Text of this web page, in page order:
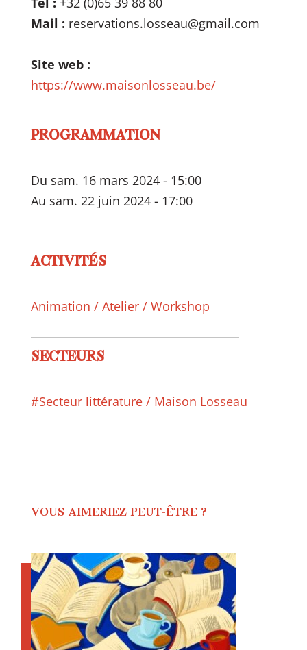
Mail : reservations.losseau@gmail.com
Site web :
https://www.maisonlosseau.be/
PROGRAMMATION
Du sam. 16 mars 2024 - 15:00
Au sam. 22 juin 2024 - 17:00
ACTIVITÉS
Animation / Atelier / Workshop
SECTEURS
#Secteur littérature / Maison Losseau
VOUS AIMERIEZ PEUT-ÊTRE ?